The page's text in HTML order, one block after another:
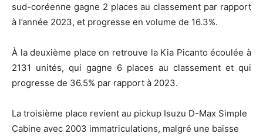
sud-coréenne gagne 2 places au classement par rapport
à l’année 2023, et progresse en volume de 16.3%.
À la deuxième place on retrouve la Kia Picanto écoulée à
2131 unités, qui gagne 6 places au classement et qui
progresse de 36.5% par rapport à 2023.
La troisième place revient au pickup Isuzu D-Max Simple
Cabine avec 2003 immatriculations, malgré une baisse